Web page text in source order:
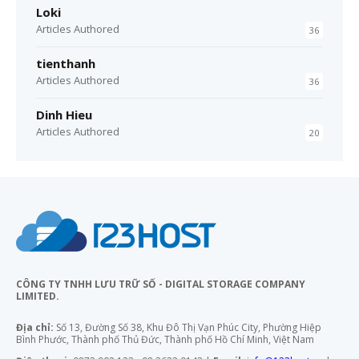
Loki
Articles Authored 36
tienthanh
Articles Authored 36
Dinh Hieu
Articles Authored 20
CÔNG TY TNHH LƯU TRỮ SỐ - DIGITAL STORAGE COMPANY
LIMITED.
Địa chỉ: Số 13, Đường Số 38, Khu Đô Thị Vạn Phúc City, Phường Hiệp
Bình Phước, Thành phố Thủ Đức, Thành phố Hồ Chí Minh, Việt Nam